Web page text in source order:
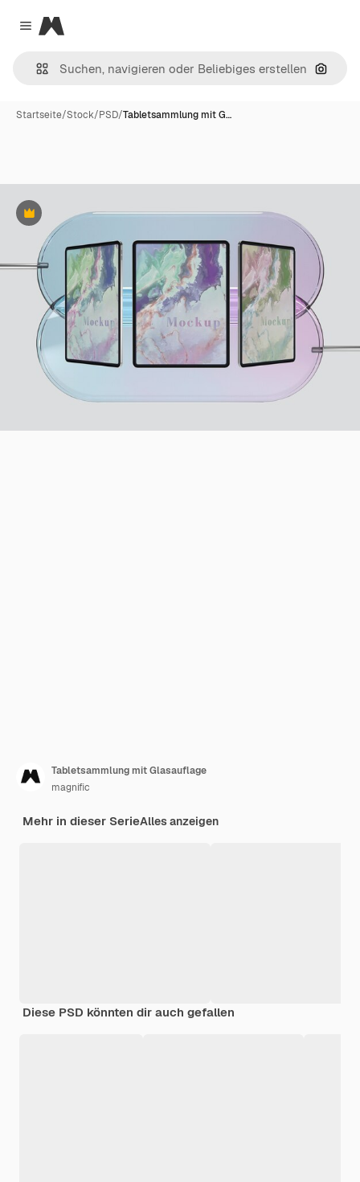
Close menu
Magnific
Nach
Startseite/Stock/PSD/Tabletsammlung mit G…
Premium
Tabletsammlung mit Glasauflage
magnific
Mehr in dieser SerieAlles anzeigen
Diese PSD könnten dir auch gefallen